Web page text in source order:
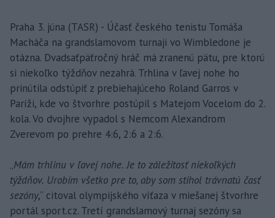
Praha 3. júna (TASR) - Účasť českého tenistu Tomáša
Macháča na grandslamovom turnaji vo Wimbledone je
otázna. Dvadsaťpäťročný hráč má zranenú pätu, pre ktorú
si niekoľko týždňov nezahrá. Trhlina v ľavej nohe ho
prinútila odstúpiť z prebiehajúceho Roland Garros v
Paríži, kde vo štvorhre postúpil s Matejom Vocelom do 2.
kola. Vo dvojhre vypadol s Nemcom Alexandrom
Zverevom po prehre 4:6, 2:6 a 2:6.
„Mám trhlinu v ľavej nohe. Je to záležitosť niekoľkých
týždňov. Urobím všetko pre to, aby som stihol trávnatú časť
sezóny,“ citoval olympijského víťaza v miešanej štvorhre
portál sport.cz. Tretí grandslamový turnaj sezóny sa